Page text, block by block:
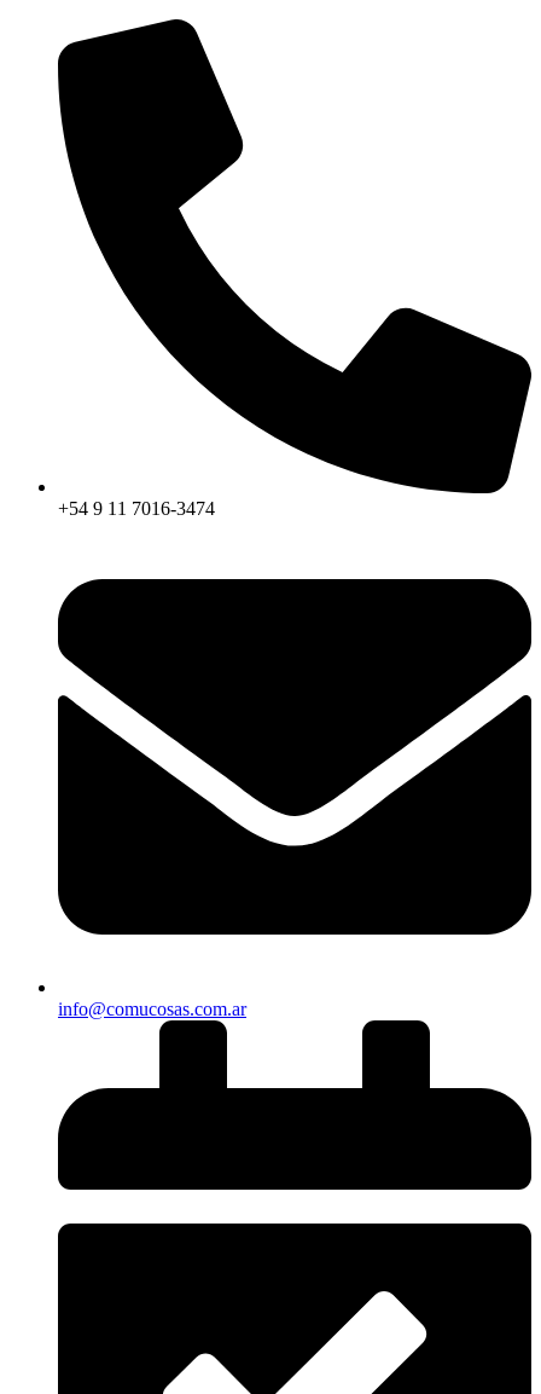
+54 9 11 7016-3474
info@comucosas.com.ar